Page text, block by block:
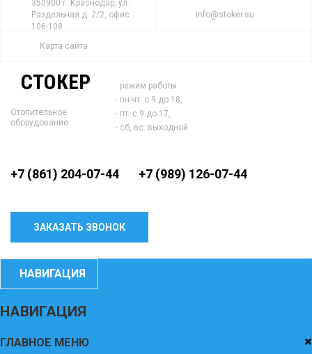
350900 г. Краснодар, ул.
Раздельная д. 2/2, офис
106-108
info@stoker.su
Карта сайта
СТОКЕР
Отопительное
оборудование
режим работы:
- пн-чт: с 9 до 18,
- пт: с 9 до 17,
- сб, вс: выходной
+7 (861) 204-07-44 +7 (989) 126-07-44
ЗАКАЗАТЬ ЗВОНОК
НАВИГАЦИЯ
НАВИГАЦИЯ
×
ГЛАВНОЕ МЕНЮ